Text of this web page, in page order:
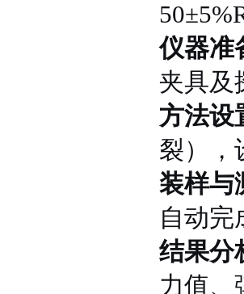
仪器准
夹具及
方法设
裂），
装样与
自动完
结果分
力值、